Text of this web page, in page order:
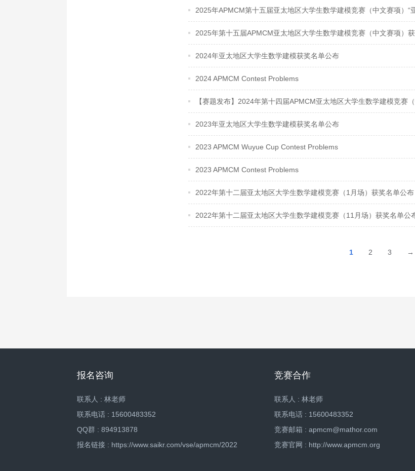
2025年第十五届APMCM亚太地区大学生数学建模竞赛（中文赛项）
2024年亚太地区大学生数学建模获奖名单公布
2024 APMCM Contest Problems
【赛题发布】2024年第十四届APMCM亚太地区大学生数学建模竞赛（
2023年亚太地区大学生数学建模获奖名单公布
2023 APMCM Wuyue Cup Contest Problems
2023 APMCM Contest Problems
2022年第十二届亚太地区大学生数学建模竞赛（1月场）获奖名单公布
2022年第十二届亚太地区大学生数学建模竞赛（11月场）获奖名单公
1 2 3 →
报名咨询
联系人 : 林老师
联系电话 : 15600483352
QQ群 : 894913878
报名链接 : https://www.saikr.com/vse/apmcm/2022
竞赛合作
联系人 : 林老师
联系电话 : 15600483352
竞赛邮箱 : apmcm@mathor.com
竞赛官网 : http://www.apmcm.org